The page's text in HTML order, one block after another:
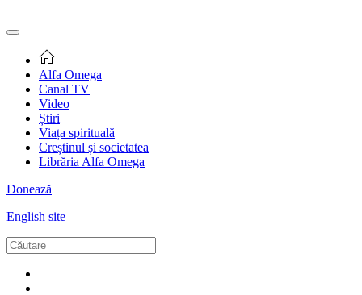
Alfa Omega
Canal TV
Video
Știri
Viața spirituală
Creștinul și societatea
Librăria Alfa Omega
Donează
English site